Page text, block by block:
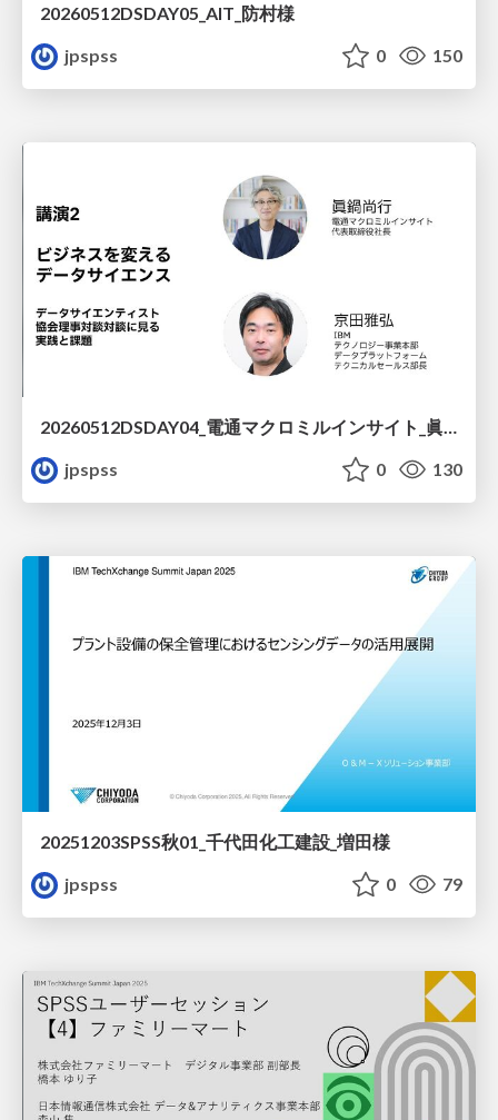
20260512DSDAY05_AIT_防村様
jpspss
0 150
20260512DSDAY04_電通マクロミルインサイト_眞鍋様・IBM_京田
jpspss
0 130
20251203SPSS秋01_千代田化工建設_増田様
jpspss
0 79